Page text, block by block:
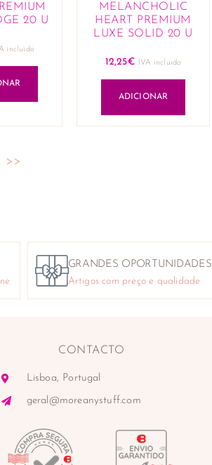
20 U
incluido
MELANCHOLIC
HEART PREMIUM
LUXE SOLID 20 U
12,25€ IVA incluido
ADICIONAR
>>
GRANDES OPORTUNIDADES
Artigos com preço e qualidade
CONTACTO
Lisboa, Portugal
geral@moreanystuff.com